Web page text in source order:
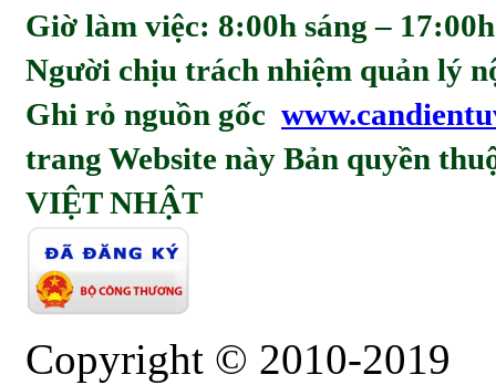
Giờ làm việc: 8:00h sáng –
Người chịu trách nhiệm quản lý
Ghi rỏ nguồn gốc
trang Website này Bản quyền
VIỆT NHẬT
Copyright © 2010-2019